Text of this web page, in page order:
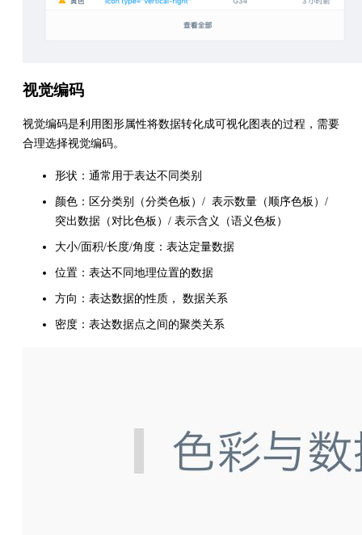
视觉编码
视觉编码是利用图形属性将数据转化成可视化图表的过程，需要
合理选择视觉编码。
形状：通常用于表达不同类别
颜色：区分类别（分类色板）/ 表示数量（顺序色板）/
突出数据（对比色板）/ 表示含义（语义色板）
大小/面积/长度/角度：表达定量数据
位置：表达不同地理位置的数据
方向：表达数据的性质， 数据关系
密度：表达数据点之间的聚类关系